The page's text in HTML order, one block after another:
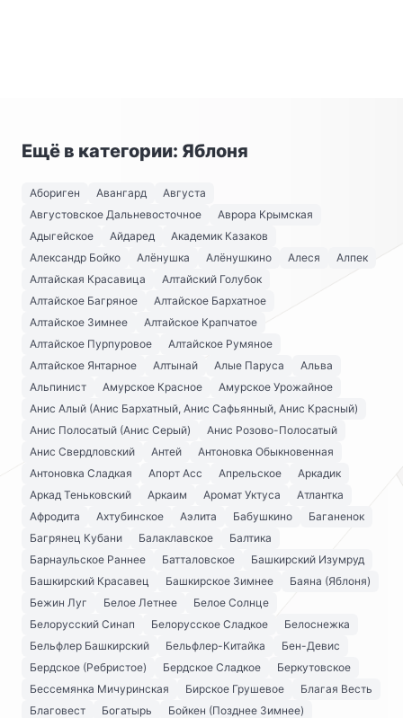
Ещё в категории: Яблоня
Абориген Авангард
Августа
Августовское Дальневосточное
Аврора Крымская
Адыгейское
Айдаред
Академик Казаков
Александр Бойко
Алёнушка Алёнушкино Алеся
Алпек
Алтайская Красавица
Алтайский Голубок
Алтайское Багряное
Алтайское Бархатное
Алтайское Зимнее
Алтайское Крапчатое
Алтайское Пурпуровое
Алтайское Румяное
Алтайское Янтарное
Алтынай Алые Паруса
Альва
Альпинист
Амурское Красное
Амурское Урожайное
Анис Алый (Анис Бархатный, Анис Сафьянный, Анис Красный)
Анис Полосатый (Анис Серый)
Анис Розово-Полосатый
Анис Свердловский
Антей
Антоновка Обыкновенная
Антоновка Сладкая
Апорт Асс Апрельское
Аркадик
Аркад Теньковский
Аркаим Аромат Уктуса
Атлантка
Афродита
Ахтубинское Аэлита Бабушкино
Баганенок
Багрянец Кубани
Балаклавское
Балтика
Барнаульское Раннее
Батталовское
Башкирский Изумруд
Башкирский Красавец
Башкирское Зимнее
Баяна (Яблоня)
Бежин Луг
Белое Летнее
Белое Солнце
Белорусский Синап
Белорусское Сладкое
Белоснежка
Бельфлер Башкирский
Бельфлер-Китайка
Бен-Девис
Бердское (Ребристое)
Бердское Сладкое
Беркутовское
Бессемянка Мичуринская
Бирское Грушевое
Благая Весть
Благовест
Богатырь
Бойкен (Позднее Зимнее)